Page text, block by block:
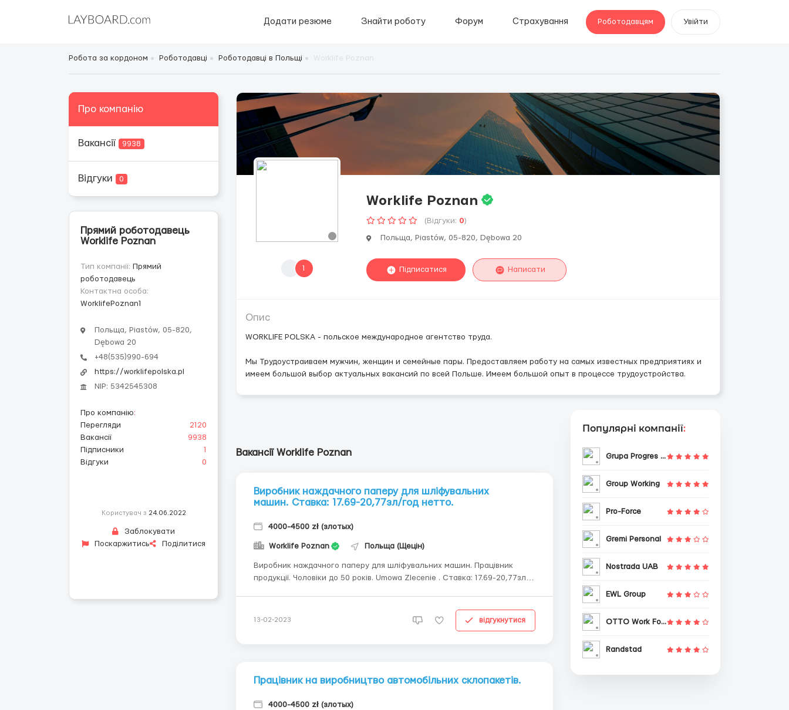
Додати резюме Знайти роботу Форум Страхування Роботодавцям Увійти
Робота за кордоном Роботодавці Роботодавці в Польщі
Про компанію
Вакансії 9938
Відгуки 0
Прямий роботодавець
Worklife Poznan
Тип компанії: Прямий
роботодавець
Контактна особа:
WorklifePoznan1
Польща, Piastów, 05-820,
Dębowa 20
+48(535)990-694
https://worklifepolska.pl
NIP: 5342545308
Про компанію:
Перегляди
2120
Вакансії
9938
Підписники
1
Відгуки
0
Користувач з 24.06.2022
Заблокувати
Поскаржитись
Поділитися
1
Worklife Poznan
(Відгуки: 0)
Польща, Piastów, 05-820, Dębowa 20
Підписатися Написати
Опис
WORKLIFE POLSKA - польское международное агентство труда.
Мы Трудоустраиваем мужчин, женщин и семейные пары. Предоставляем работу на самых известных предприятиях и
имеем большой выбор актуальных вакансий по всей Польше. Имеем большой опыт в процессе трудоустройства.
Вакансії Worklife Poznan
Виробник наждачного паперу для шліфувальних
машин. Ставкa: 17.69-20,77зл/год нетто.
4000-4500 zł (злотых)
Worklife Poznan Польща (Щецін)
Виробник наждачного паперу для шліфувальних машин. Працівник
продукції. Чоловіки до 50 років. Umowa Zlecenie . Ставкa: 17.69-20,77зл/
13-02-2023 відгукнутися
Працівник на виробництво автомобільних склопакетів.
4000-4500 zł (злотых)
Популярні компанії:
Grupa Progres Sp. z o.o.
Group Working
Pro-Force
Gremi Personal
Nostrada UAB
EWL Group
OTTO Work Force
Randstad